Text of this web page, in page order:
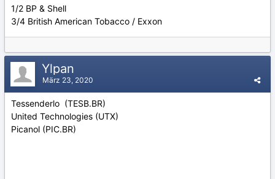
1/2 BP & Shell
3/4 British American Tobacco / Exxon
Ylpan
März 23, 2020
Tessenderlo (TESB.BR)
United Technologies (UTX)
Picanol (PIC.BR)